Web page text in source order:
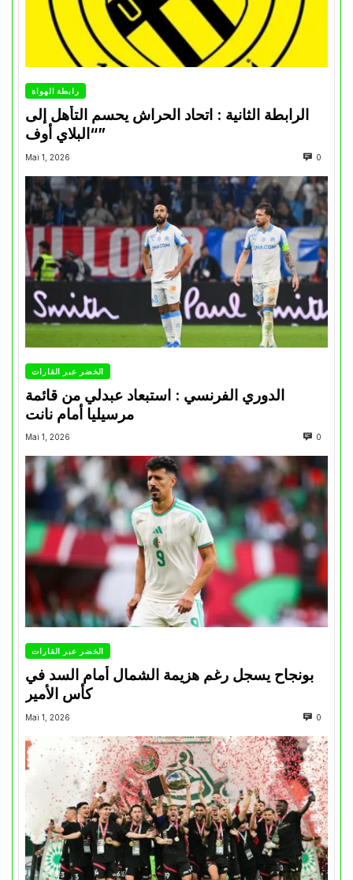
رابطة الهواة
الرابطة الثانية : اتحاد الحراش يحسم التأهل إلى
“البلاي أوف”
Mai 1, 2026 0
الخضر عبر القارات
الدوري الفرنسي : استبعاد عبدلي من قائمة
مرسيليا أمام نانت
Mai 1, 2026 0
الخضر عبر القارات
بونجاح يسجل رغم هزيمة الشمال أمام السد في
كأس الأمير
Mai 1, 2026 0